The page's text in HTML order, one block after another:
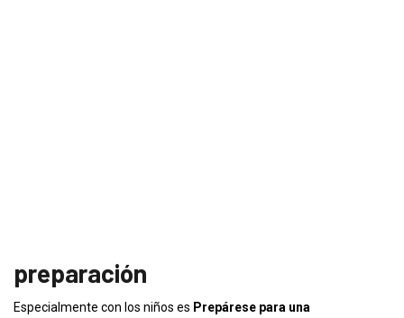
preparación
Especialmente con los niños es Prepárese para una